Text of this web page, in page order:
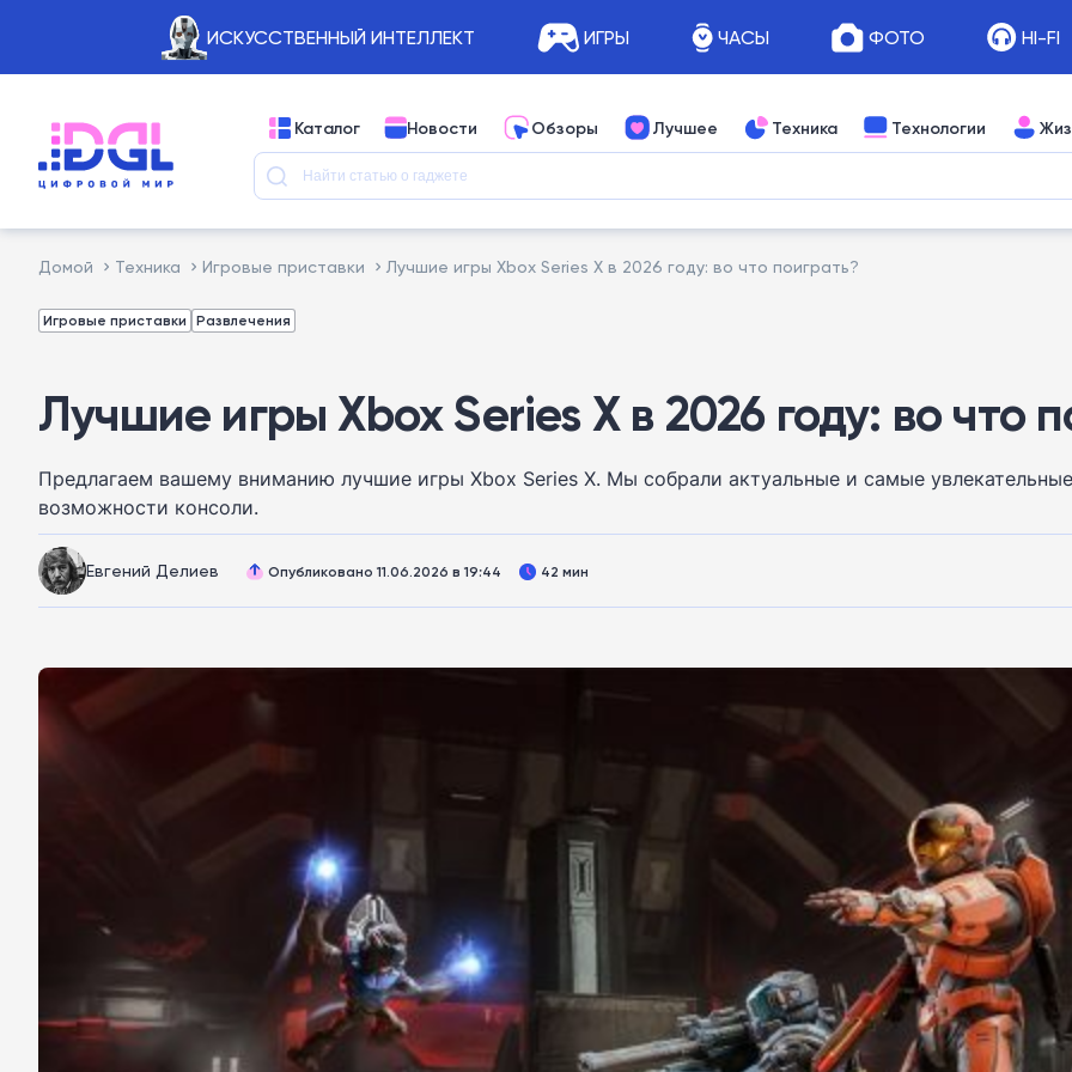
ИСКУССТВЕННЫЙ ИНТЕЛЛЕКТ ИГРЫ ЧАСЫ ФОТО HI-FI
Каталог Новости Обзоры Лучшее Техника Технологии
Домой Техника Игровые приставки Лучшие игры Xbox Series X в 2026 году: во что поиграть?
Игровые приставки Развлечения
Лучшие игры Xbox Series X в 2026 году: во что
Предлагаем вашему вниманию лучшие игры Xbox Series X. Мы собрали актуальные и самые
возможности консоли.
Евгений Делиев Опубликовано 11.06.2026 в 19:44 42 мин